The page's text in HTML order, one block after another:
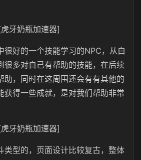
牙奶瓶加速器]
很好的一个技能学习的NPC，从白
很多对自己有帮助的技能，在后续
助，同时在这周围还会有有其他的
获得一些成就，是对我们帮助非常
牙奶瓶加速器]
类型的，页面设计比较复古，整体